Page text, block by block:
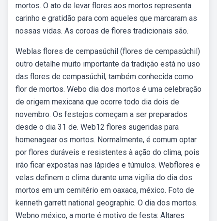
mortos. O ato de levar flores aos mortos representa
carinho e gratidão para com aqueles que marcaram as
nossas vidas. As coroas de flores tradicionais são.
Weblas flores de cempasúchil (flores de cempasúchil)
outro detalhe muito importante da tradição está no uso
das flores de cempasúchil, também conhecida como
flor de mortos. Webo dia dos mortos é uma celebração
de origem mexicana que ocorre todo dia dois de
novembro. Os festejos começam a ser preparados
desde o dia 31 de. Web12 flores sugeridas para
homenagear os mortos. Normalmente, é comum optar
por flores duráveis e resistentes à ação do clima, pois
irão ficar expostas nas lápides e túmulos. Webflores e
velas definem o clima durante uma vigília do dia dos
mortos em um cemitério em oaxaca, méxico. Foto de
kenneth garrett national geographic. O dia dos mortos.
Webno méxico, a morte é motivo de festa: Altares